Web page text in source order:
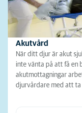
Akutvård
När ditt djur är akut
inte vänta på att få en
akutmottagningar
djurvårdare med att ta